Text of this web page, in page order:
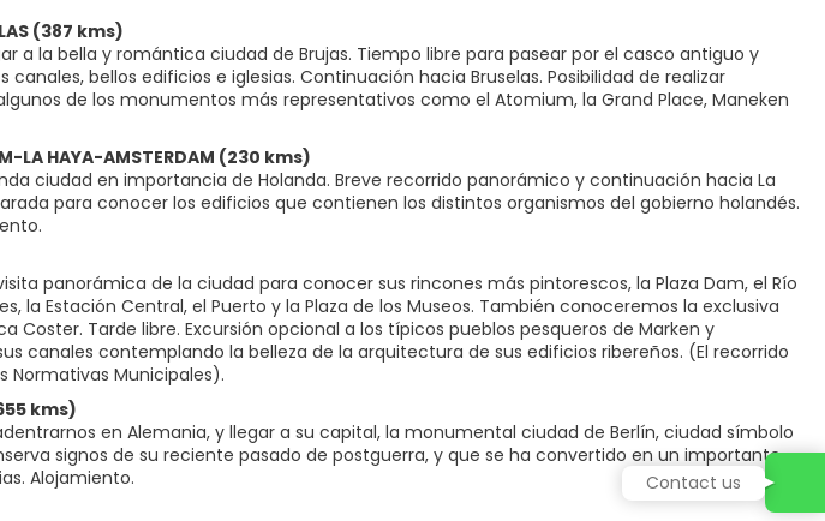
(387 kms)
a la bella y romántica ciudad de Brujas. Tiempo libre para pasear por el casco antiguo y
bellos edificios e iglesias. Continuación hacia Bruselas. Posibilidad de realizar
de los monumentos más representativos como el Atomium, la Grand Place, Maneken
LA HAYA-AMSTERDAM (230 kms)
ciudad en importancia de Holanda. Breve recorrido panorámico y continuación hacia La
para conocer los edificios que contienen los distintos organismos del gobierno holandés.
panorámica de la ciudad para conocer sus rincones más pintorescos, la Plaza Dam, el Río
la Estación Central, el Puerto y la Plaza de los Museos. También conoceremos la exclusiva
Coster. Tarde libre. Excursión opcional a los típicos pueblos pesqueros de Marken y
canales contemplando la belleza de la arquitectura de sus edificios ribereños. (El recorrido
kms)
en Alemania, y llegar a su capital, la monumental ciudad de Berlín, ciudad símbolo
signos de su reciente pasado de postguerra, y que se ha convertido en un importante
Alojamiento.
Contact us